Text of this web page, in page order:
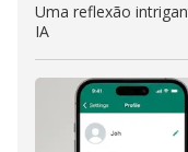
Uma reflexão
IA